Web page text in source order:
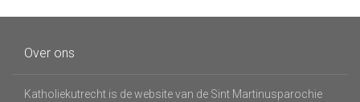
Over ons
Katholiekutrecht is de website van de Sint Martinusparochie